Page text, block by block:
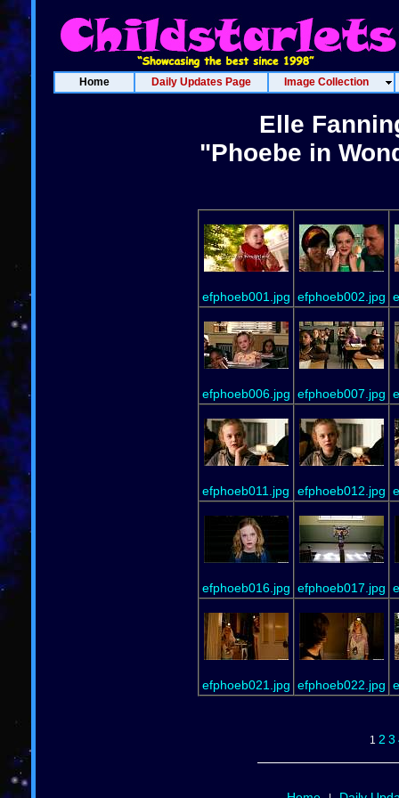
Home Daily Updates Page Image Collection
Elle
"Phoebe in
efphoeb001.jpg efphoeb002.jpg
efphoeb006.jpg efphoeb007.jpg
efphoeb011.jpg efphoeb012.jpg
efphoeb016.jpg efphoeb017.jpg
efphoeb021.jpg efphoeb022.jpg
1 2 3